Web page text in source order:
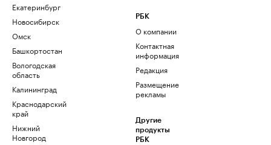
Екатеринбург
Новосибирск
Омск
Башкортостан
Вологодская
область
Калининград
Краснодарский
край
Нижний
Новгород
РБК
О компании
Контактная
информация
Редакция
Размещение
рекламы
Другие
продукты
РБК